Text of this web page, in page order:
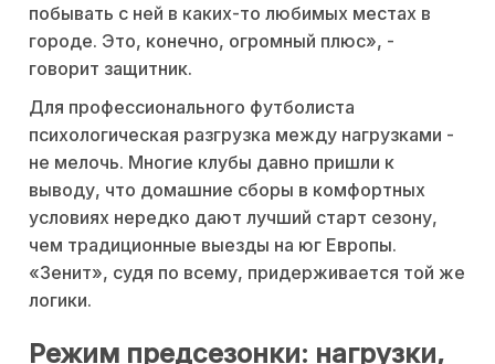
побывать с ней в каких-то любимых местах в
городе. Это, конечно, огромный плюс», -
говорит защитник.
Для профессионального футболиста
психологическая разгрузка между нагрузками -
не мелочь. Многие клубы давно пришли к
выводу, что домашние сборы в комфортных
условиях нередко дают лучший старт сезону,
чем традиционные выезды на юг Европы.
«Зенит», судя по всему, придерживается той же
логики.
Режим предсезонки: нагрузки,